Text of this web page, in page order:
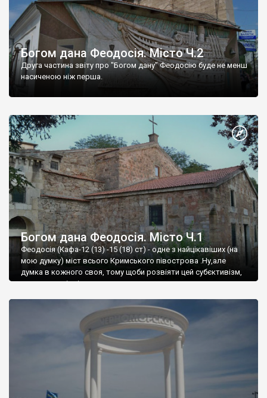
Богом дана Феодосія. Місто Ч.2
Друга частина звіту про "Богом дану" Феодосію буде не менш
насиченою ніж перша.
Богом дана Феодосія. Місто Ч.1
Феодосія (Кафа-12 (13) -15 (18) ст) - одне з найцікавіших (на
мою думку) міст всього Кримського півострова .Ну,але
думка в кожного своя, тому щоби розвіяти цей субєктивізм,
запрошую відвідати це